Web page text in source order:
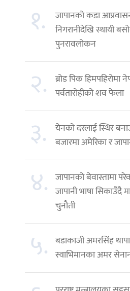
१.
जापानको कडा
निगरानीदेखि स्थायी
पुनरावलोकन
२. ब्रोड पिक हिमपहिरोमा
पर्वतारोहीको शव फेला
३.
येनको दरलाई स्थिर
बजारमा अमेरिका र
४. जापानको बेवास्तामा
जापानी भाषा सिकाउँदै
चुनौती
५. बडाकाजी अमरसिंह
स्वाभिमानका अमर